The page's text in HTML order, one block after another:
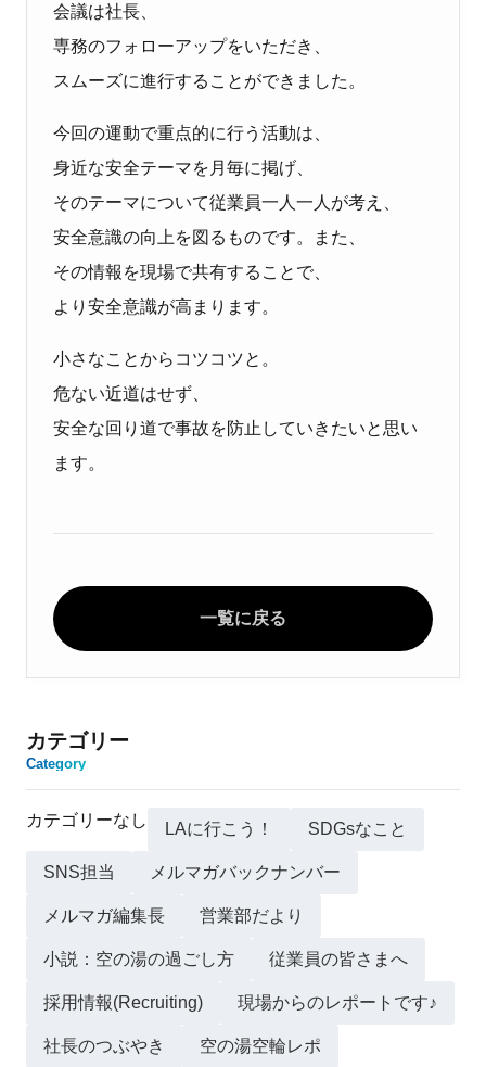
会議は社長、
専務のフォローアップをいただき、
スムーズに進行することができました。
今回の運動で重点的に行う活動は、
身近な安全テーマを月毎に掲げ、
そのテーマについて従業員一人一人が考え、
安全意識の向上を図るものです。また、
その情報を現場で共有することで、
より安全意識が高まります。
小さなことからコツコツと。
危ない近道はせず、
安全な回り道で事故を防止していきたいと思い
ます。
一覧に戻る
カテゴリー
Category
カテゴリーなし LAに行こう！ SDGsなこと
SNS担当 メルマガバックナンバー
メルマガ編集長 営業部だより
小説：空の湯の過ごし方 従業員の皆さまへ
採用情報(Recruiting) 現場からのレポートです♪
社長のつぶやき 空の湯空輪レポ